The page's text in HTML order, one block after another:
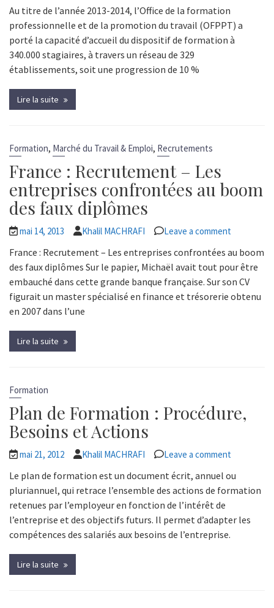
Au titre de l’année 2013-2014, l’Office de la formation
professionnelle et de la promotion du travail (OFPPT) a
porté la capacité d’accueil du dispositif de formation à
340.000 stagiaires, à travers un réseau de 329
établissements, soit une progression de 10 %
Lire la suite
Formation, Marché du Travail & Emploi, Recrutements
France : Recrutement – Les
entreprises confrontées au boom
des faux diplômes
mai 14, 2013 Khalil MACHRAFI Leave a comment
France : Recrutement – Les entreprises confrontées au boom
des faux diplômes Sur le papier, Michaël avait tout pour être
embauché dans cette grande banque française. Sur son CV
figurait un master spécialisé en finance et trésorerie obtenu
en 2007 dans l’une
Lire la suite
Formation
Plan de Formation : Procédure,
Besoins et Actions
mai 21, 2012 Khalil MACHRAFI Leave a comment
Le plan de formation est un document écrit, annuel ou
pluriannuel, qui retrace l’ensemble des actions de formation
retenues par l’employeur en fonction de l’intérêt de
l’entreprise et des objectifs futurs. Il permet d’adapter les
compétences des salariés aux besoins de l’entreprise.
Lire la suite